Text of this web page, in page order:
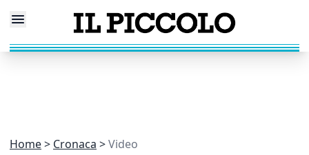
Home Cronaca Video